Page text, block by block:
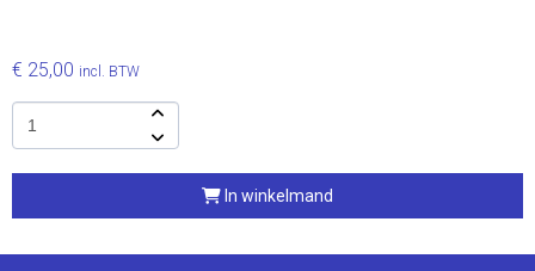
€ 25,00 incl. BTW
In winkelmand